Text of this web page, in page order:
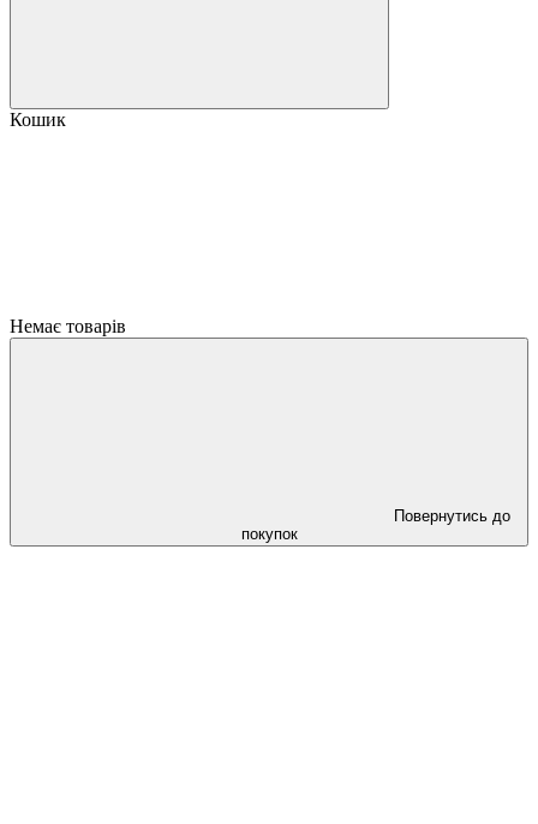
Кошик
Немає товарів
Повернутись до
покупок